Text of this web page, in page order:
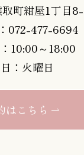
町紺屋1丁目
072-477-6694
10:00～18:00
：火曜日
はこちら